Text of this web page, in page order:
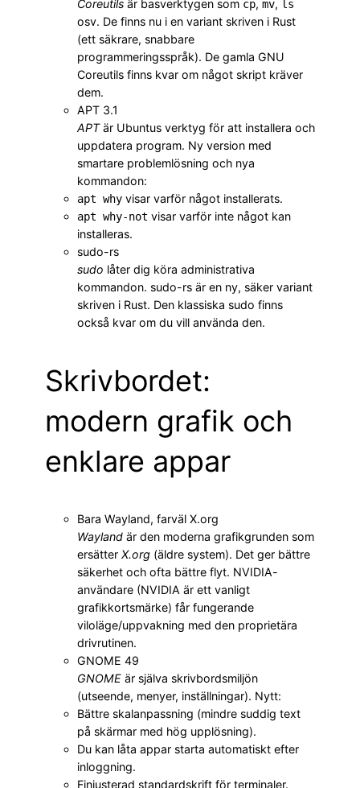
Coreutils är basverktygen som cp, mv, ls
osv. De finns nu i en variant skriven i Rust
(ett säkrare, snabbare
programmeringsspråk). De gamla GNU
Coreutils finns kvar om något skript kräver
dem.
APT 3.1
APTär Ubuntus verktyg för att installera och
uppdatera program. Ny version med
smartare problemlösning och nya
kommandon:
apt why visar varför något installerats.
apt why-not visar varför inte något kan
installeras.
sudo-rs
sudo låter dig köra administrativa
kommandon. sudo-rs är en ny, säker variant
skriven i Rust. Den klassiska sudo finns
också kvar om du vill använda den.
Skrivbordet:
modern grafik och
enklare appar
Bara Wayland, farväl X.org
Wayland är den moderna grafikgrunden som
ersätter X.org (äldre system). Det ger bättre
säkerhet och ofta bättre flyt. NVIDIA-
användare (NVIDIA är ett vanligt
grafikkortsmärke) får fungerande
viloläge/uppvakning med den proprietära
drivrutinen.
GNOME 49
GNOME är själva skrivbordsmiljön
(utseende, menyer, inställningar). Nytt:
Bättre skalanpassning (mindre suddig text
på skärmar med hög upplösning).
Du kan låta appar starta automatiskt efter
inloggning.
Finjusterad standardskrift för terminaler.